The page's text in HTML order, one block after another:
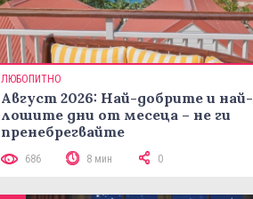
ЛЮБОПИТНО
Август 2026: Най-добрите и най-
лошите дни от месеца – не ги
пренебрегвайте
686 8 мин 0